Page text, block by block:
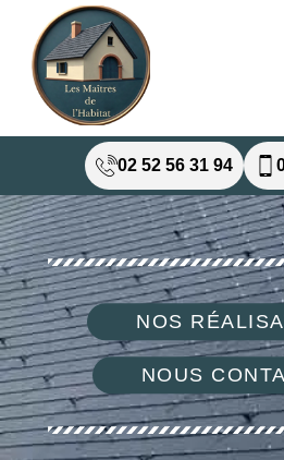
02 52 56 31 94
NOS
NOUS